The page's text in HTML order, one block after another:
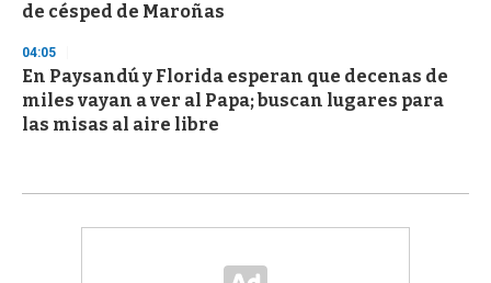
de césped de Maroñas
04:05
En Paysandú y Florida esperan que decenas de
miles vayan a ver al Papa; buscan lugares para
las misas al aire libre